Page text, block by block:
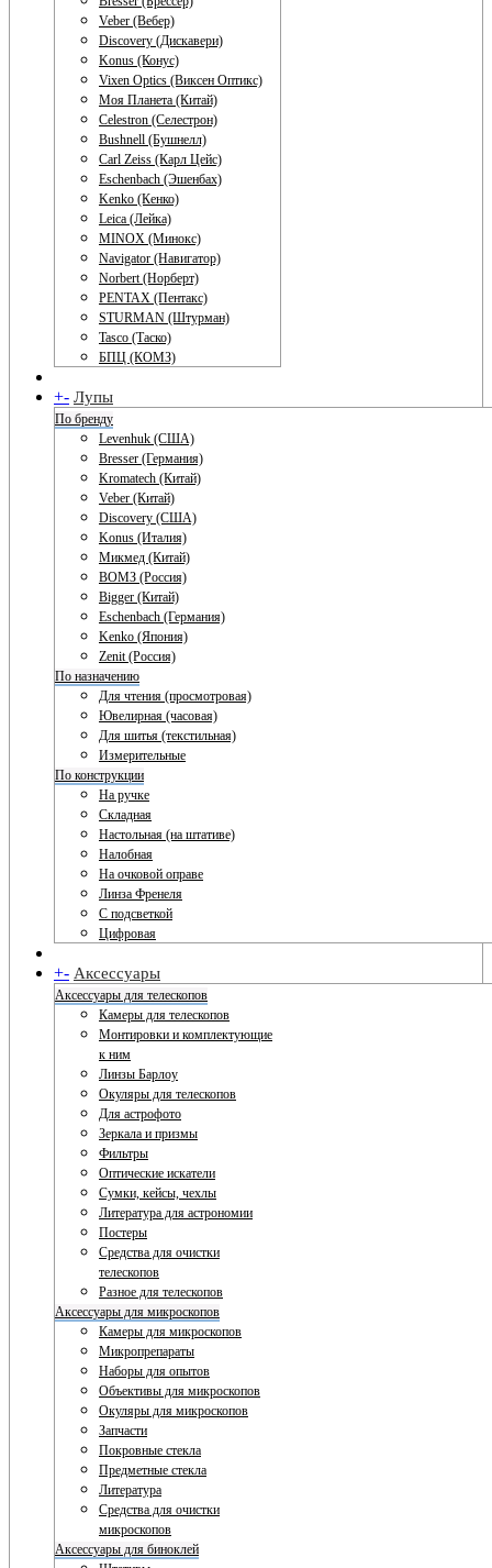
Veber (Вебер)
Discovery (Дискавери)
Konus (Конус)
Vixen Optics (Виксен Оптикс)
Моя Планета (Китай)
Celestron (Селестрон)
Bushnell (Бушнелл)
Carl Zeiss (Карл Цейс)
Eschenbach (Эшенбах)
Kenko (Кенко)
Leica (Лейка)
MINOX (Минокс)
Navigator (Навигатор)
Norbert (Норберт)
PENTAX (Пентакс)
STURMAN (Штурман)
Tasco (Таско)
БПЦ (КОМЗ)
+- Лупы
По бренду
Levenhuk (США)
Bresser (Германия)
Kromatech (Китай)
Veber (Китай)
Discovery (США)
Konus (Италия)
Микмед (Китай)
ВОМЗ (Россия)
Bigger (Китай)
Eschenbach (Германия)
Kenko (Япония)
Zenit (Россия)
По назначению
Для чтения (просмотровая)
Ювелирная (часовая)
Для шитья (текстильная)
Измерительные
По конструкции
На ручке
Складная
Настольная (на штативе)
Налобная
На очковой оправе
Линза Френеля
С подсветкой
Цифровая
+- Аксессуары
Аксессуары для телескопов
Камеры для телескопов
Монтировки и комплектующие
к ним
Линзы Барлоу
Окуляры для телескопов
Для астрофото
Зеркала и призмы
Фильтры
Оптические искатели
Сумки, кейсы, чехлы
Литература для астрономии
Постеры
Средства для очистки
телескопов
Разное для телескопов
Аксессуары для микроскопов
Камеры для микроскопов
Микропрепараты
Наборы для опытов
Объективы для микроскопов
Окуляры для микроскопов
Запчасти
Покровные стекла
Предметные стекла
Литература
Средства для очистки
микроскопов
Аксессуары для биноклей